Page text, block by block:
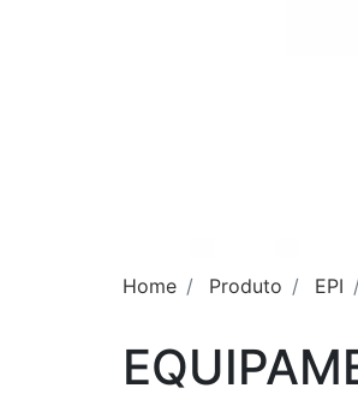
Home Produto EPI